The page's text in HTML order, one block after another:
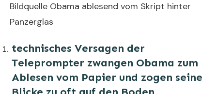
Bildquelle Obama ablesend vom Skript hinter
Panzerglas
technisches Versagen der
Teleprompter zwangen Obama zum
Ablesen vom Papier und zogen seine